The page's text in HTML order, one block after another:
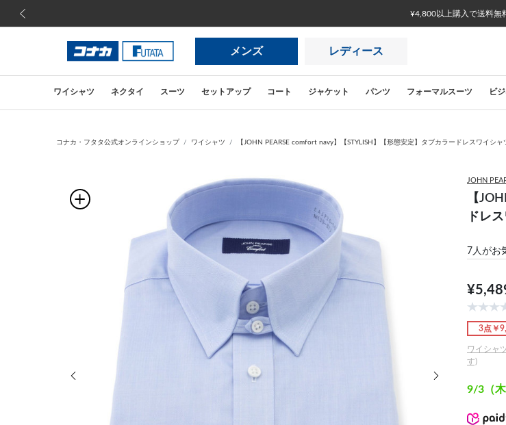
¥4,800以上購入で送料無
メンズ レディース
ワイシャツ ネクタイ スーツ セットアップ コート ジャケット パンツ フォーマルスーツ ビ
コナカ・フタタ公式オンラインショップ ワイシャツ 【JOHN PEARSE comfort navy】【STYLISH】【形態安定】タブカラードレスワイシ
次の画像
JOHN
【
ドレ
7 人がお
3点￥
ワイシャ
す)
9/3（木